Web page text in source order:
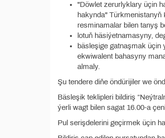
"Döwlet zerurlyklary üçin
hakynda" Türkmenistanyň
resminamalar bilen tanyş
lotuň häsiýetnamasyny,
bäsleşige gatnaşmak üçin
ekwiwalent bahasyny
almaly.
Şu tendere diňe öndürijiler we
Bäsleşik teklipleri bildiriş
ýerli wagt bilen sagat 16.00-a
Pul serişdelerini geçirmek üçin